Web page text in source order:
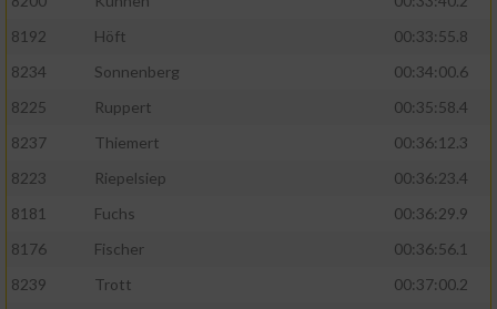
8192
Höft
00:33:55.8
8234
Sonnenberg
00:34:00.6
8225
Ruppert
00:35:58.4
8237
Thiemert
00:36:12.3
8223
Riepelsiep
00:36:23.4
8181
Fuchs
00:36:29.9
8176
Fischer
00:36:56.1
8239
Trott
00:37:00.2